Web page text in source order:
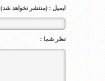
ایمیل : (منتشر نخواهد شد)
نظر شما :